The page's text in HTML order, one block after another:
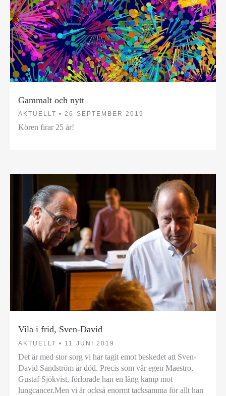
Gammalt och nytt
AKTUELLT • 26 SEPTEMBER 2019
Kören firar 25 år!
Vila i frid, Sven-David
AKTUELLT • 11 JUNI 2019
Det är med stor sorg vi har tagit emot beskedet att Sven-
David Sandström är död. Precis som vår egen Maestro,
Gustaf Sjökvist, förlorade han en lång kamp mot
lungcancer.Men vi är också enormt tacksamma för allt han